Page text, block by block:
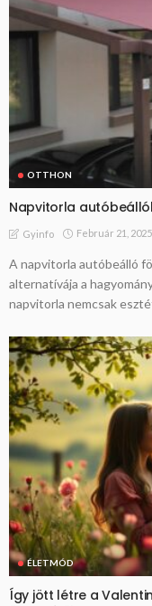
OTTHON
Napvitorla
Gyinfo Február 21, 2025
A napvitorla autóbeálló
alternatívája a
napvitorla nemcsak
ÉLETMÓD
Így jött létre a